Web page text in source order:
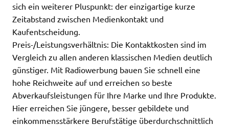
sich ein weiterer Pluspunkt: der einzigartige kurze
Zeitabstand zwischen Medienkontakt und
Kaufentscheidung.
Preis-/Leistungsverhältnis: Die Kontaktkosten sind im
Vergleich zu allen anderen klassischen Medien deutlich
günstiger. Mit Radiowerbung bauen Sie schnell eine
hohe Reichweite auf und erreichen so beste
Abverkaufsleistungen für Ihre Marke und Ihre Produkte.
Hier erreichen Sie jüngere, besser gebildete und
einkommensstärkere Berufstätige überdurchschnittlich